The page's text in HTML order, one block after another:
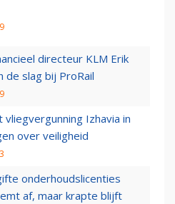
directeur KLM Erik
de slag bij ProRail
vliegvergunning Izhavia in
over veiligheid
onderhoudslicenties
af, maar krapte blijft